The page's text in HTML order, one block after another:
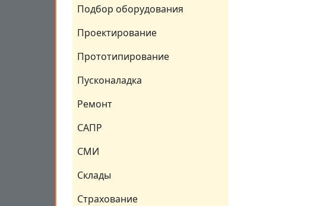
Подбор оборудования
Проектирование
Прототипирование
Пусконаладка
Ремонт
САПР
СМИ
Склады
Страхование